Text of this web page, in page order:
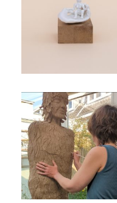
In the hands of Eireen,
2023
Raining my tears II